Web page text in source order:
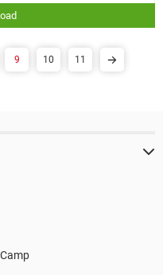
9 10 11